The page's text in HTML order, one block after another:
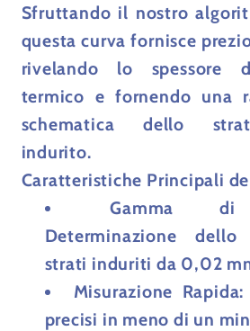
Sfruttando il nostro
questa curva fornisce
rivelando lo spessore
termico e fornendo una
schematica dello
indurito.
Caratteristiche Principali
Gamma di
Determinazione dello
strati induriti da 0,02
Misurazione Rapida:
precisi in meno di un